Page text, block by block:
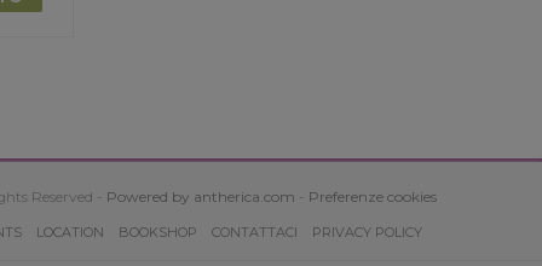
Reserved - Powered by antherica.com - Preferenze cookies
LOCATION BOOKSHOP CONTATTACI PRIVACY POLICY